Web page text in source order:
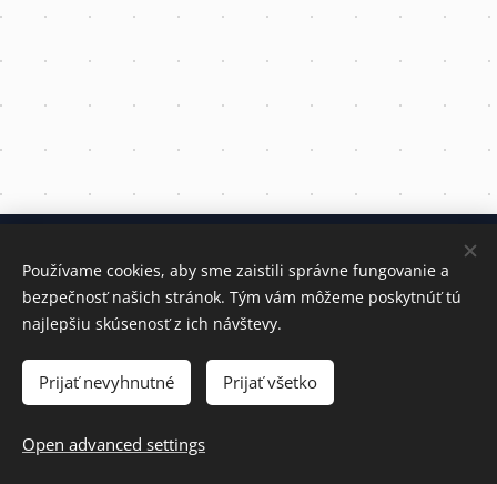
© 2024 All rights reserved
General business conditions
GDPR Cookies
Languages
Slovenčina
Používame cookies, aby sme zaistili správne fungovanie a
bezpečnosť našich stránok. Tým vám môžeme poskytnúť tú
najlepšiu skúsenosť z ich návštevy.
Prijať nevyhnutné Prijať všetko
Open advanced settings